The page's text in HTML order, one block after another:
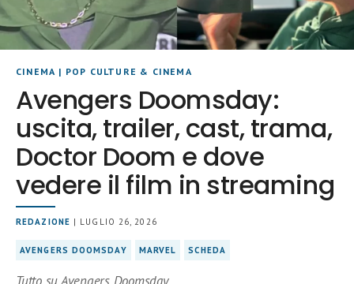
CINEMA | POP CULTURE & CINEMA
Avengers Doomsday:
uscita, trailer, cast, trama,
Doctor Doom e dove
vedere il film in streaming
REDAZIONE | LUGLIO 26, 2026
AVENGERS DOOMSDAY MARVEL SCHEDA